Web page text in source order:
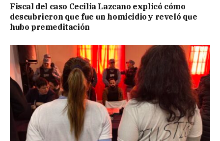
Fiscal del caso Cecilia Lazcano explicó cómo
descubrieron que fue un homicidio y reveló que
hubo premeditación